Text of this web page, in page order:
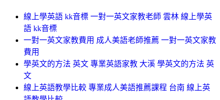
線上學英語 kk音標 一對一英文家教老師 雲林 線上學英
語 kk音標
一對一英文家教費用 成人美語老師推薦 一對一英文家教
費用
學英文的方法 英文 專業英語家教 大溪 學英文的方法 英
文
線上英語教學比較 專業成人美語推薦課程 台南 線上英